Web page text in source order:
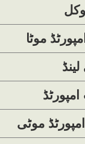
موٹا
موٹی